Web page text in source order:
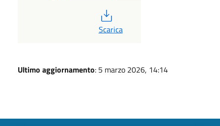
PDF
Scarica
Ultimo aggiornamento: 5 marzo 2026, 14:14